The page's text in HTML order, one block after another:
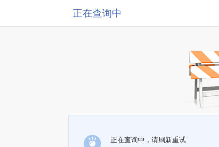
正在查询中
正在查询中，请刷新重试